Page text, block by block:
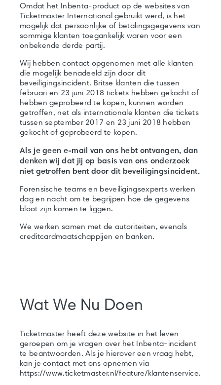
Omdat het Inbenta-product op de websites van
Ticketmaster International gebruikt werd, is het
mogelijk dat persoonlijke of betalingsgegevens van
sommige klanten toegankelijk waren voor een
onbekende derde partij.
Wij hebben contact opgenomen met alle klanten
die mogelijk benadeeld zijn door dit
beveiligingsincident. Britse klanten die tussen
februari en 23 juni 2018 tickets hebben gekocht of
hebben geprobeerd te kopen, kunnen worden
getroffen, net als internationale klanten die tickets
tussen september 2017 en 23 juni 2018 hebben
gekocht of geprobeerd te kopen.
Als je geen e-mail van ons hebt ontvangen, dan
denken wij dat jij op basis van ons onderzoek
niet getroffen bent door dit beveiligingsincident.
Forensische teams en beveiligingsexperts werken
dag en nacht om te begrijpen hoe de gegevens
bloot zijn komen te liggen.
We werken samen met de autoriteiten, evenals
creditcardmaatschappijen en banken.
Wat We Nu Doen
Ticketmaster heeft deze website in het leven
geroepen om je vragen over het Inbenta-incident
te beantwoorden. Als je hierover een vraag hebt,
kan je contact met ons opnemen via
https://www.ticketmaster.nl/feature/klantenservice.